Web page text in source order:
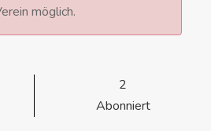
möglich.
2
Abonniert